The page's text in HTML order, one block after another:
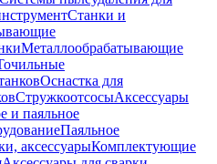
Станки и
Металлообрабатывающие
Оснастка для
СтружкоотсосыАксессуары
и паяльное
Паяльное
аксессуарыКомплектующие